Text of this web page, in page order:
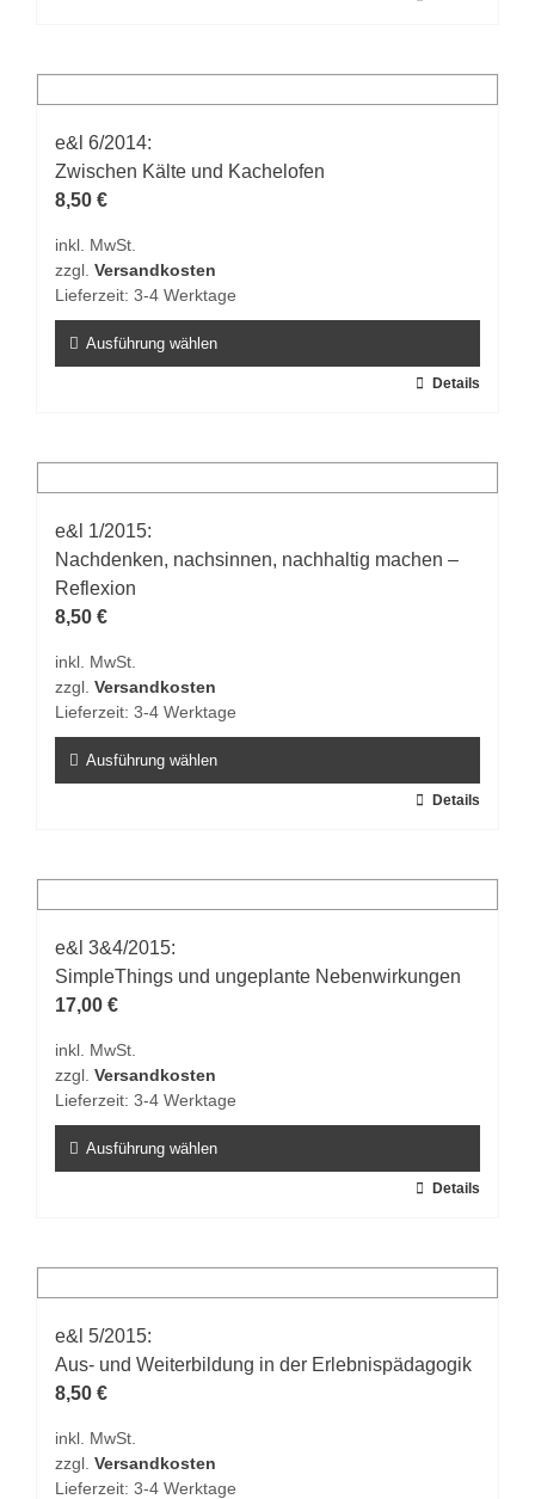
Varianten
auf.
Die
Optionen
auf
der
gewählt
werden
e&l 6/2014:
Zwischen Kälte und Kachelofen
8,50 €
inkl. MwSt.
zzgl. Versandkosten
Lieferzeit: 3-4 Werktage
Ausführung wählen
Varianten
auf.
Die
Optionen
können
der
Produktseite
werden
Details
e&l 1/2015:
Nachdenken, nachsinnen, nachhaltig machen –
Reflexion
8,50 €
inkl. MwSt.
zzgl. Versandkosten
Lieferzeit: 3-4 Werktage
Ausführung wählen
Varianten
auf.
Die
Optionen
auf
der
gewählt
werden
Details
e&l 3&4/2015:
SimpleThings und ungeplante Nebenwirkungen
17,00 €
inkl. MwSt.
zzgl. Versandkosten
Lieferzeit: 3-4 Werktage
Ausführung wählen
Varianten
auf.
Die
Optionen
auf
der
Details
e&l 5/2015:
Aus- und Weiterbildung in der Erlebnispädagogik
8,50 €
inkl. MwSt.
zzgl. Versandkosten
Lieferzeit: 3-4 Werktage